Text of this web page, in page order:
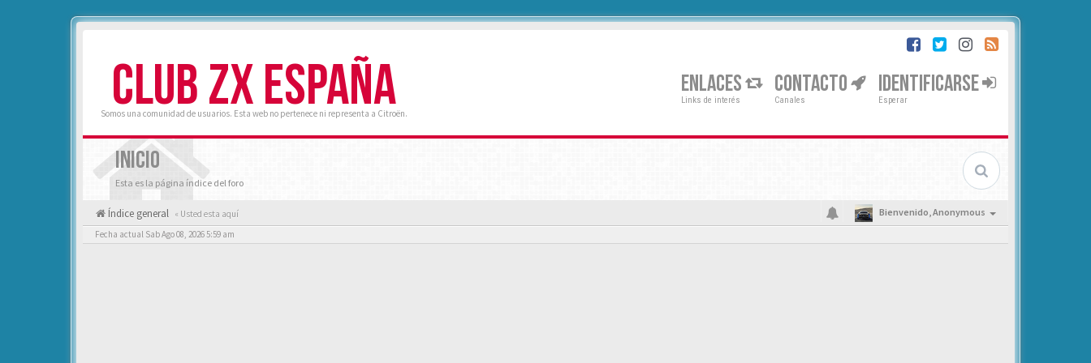
CLUB ZX ESPAÑA
Somos una comunidad de usuarios. Esta web no pertenece ni representa a Citroën.
ENLACES
Links de interés
CONTACTO
Canales
IDENTIFICARSE
Esperar
INICIO
Esta es la página índice del foro
Índice general « Usted esta aquí Bienvenido,Anonymous
Fecha actual Sab Ago 08, 2026 5:59 am